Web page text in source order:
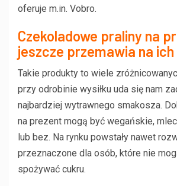
oferuje m.in. Vobro.
Czekoladowe praliny na
jeszcze przemawia na
Takie produkty to wiele
przy odrobinie wysiłku uda się nam
najbardziej wytrawnego smakosza.
na prezent mogą być wegańskie,
lub bez. Na rynku powstały nawet
przeznaczone dla osób, które nie
spożywać cukru.